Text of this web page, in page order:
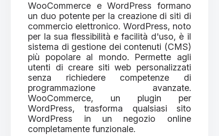
WooCommerce e WordPress formano
un duo potente per la creazione di siti di
commercio elettronico. WordPress, noto
per la sua flessibilità e facilità d'uso, è il
sistema di gestione dei contenuti (CMS)
più popolare al mondo. Permette agli
utenti di creare siti web personalizzati
senza richiedere competenze di
programmazione avanzate.
WooCommerce, un plugin per
WordPress, trasforma qualsiasi sito
WordPress in un negozio online
completamente funzionale.